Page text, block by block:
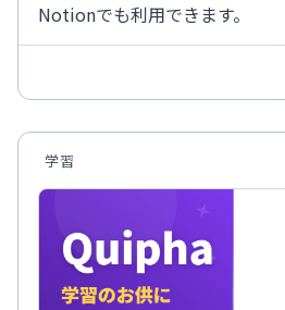
Notionでも利用できます。
学習